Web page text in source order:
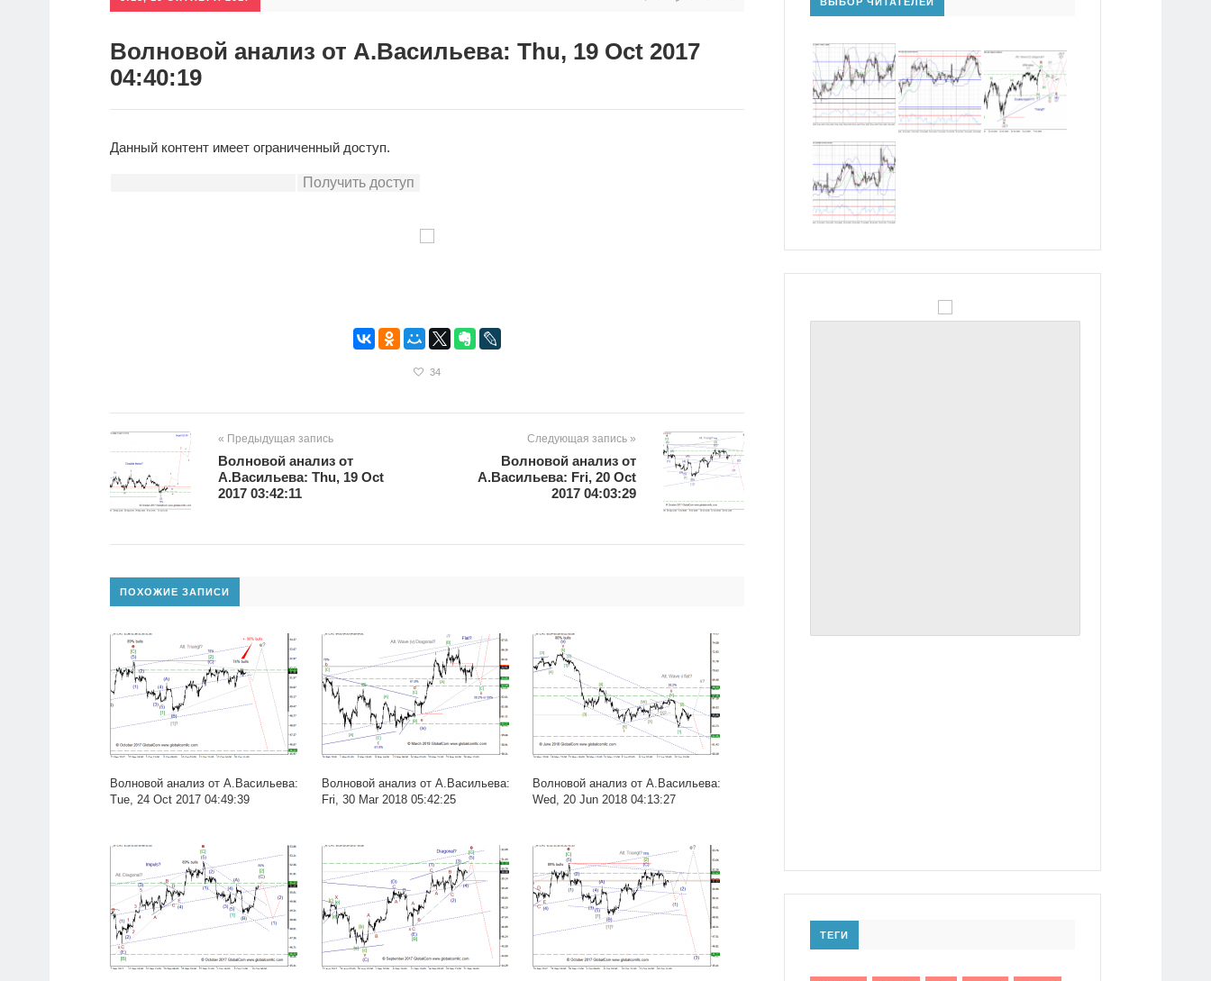
Волновой анализ от А.Васильева: Thu, 19 Oct 2017
04:40:19
Данный контент имеет ограниченный доступ.
34
« Предыдущая запись
Волновой анализ от
А.Васильева: Thu, 19 Oct
2017 03:42:11
Следующая запись »
Волновой анализ от
А.Васильева: Fri, 20 Oct
2017 04:03:29
ПОХОЖИЕ ЗАПИСИ
Волновой анализ от А.Васильева:
Tue, 24 Oct 2017 04:49:39
Волновой анализ от А.Васильева:
Fri, 30 Mar 2018 05:42:25
Волновой анализ от А.Васильева:
Wed, 20 Jun 2018 04:13:27
ТЕГИ